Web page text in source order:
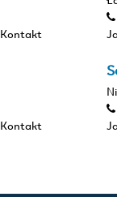
Kontakt
Kontakt